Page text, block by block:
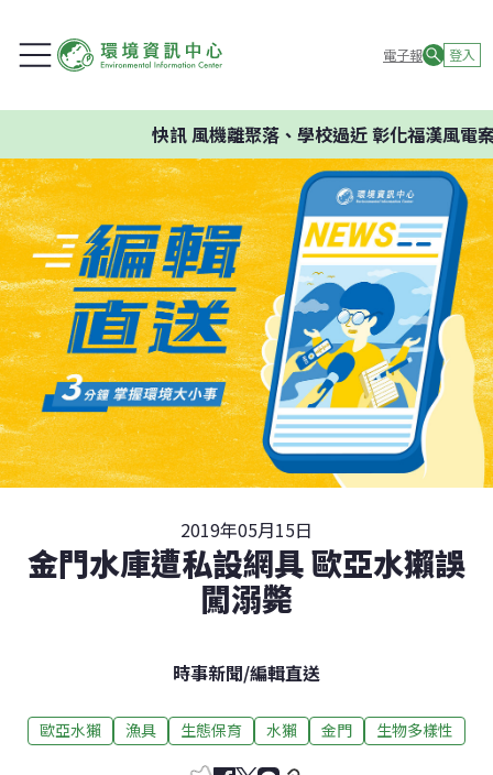
電子報 登入
快訊風機離聚落、學校過近 彰化福漢風電案
2019年05月15日
金門水庫遭私設網具 歐亞水獺誤
闖溺斃
時事新聞/編輯直送
歐亞水獺 漁具 生態保育 水獺 金門 生物多樣性